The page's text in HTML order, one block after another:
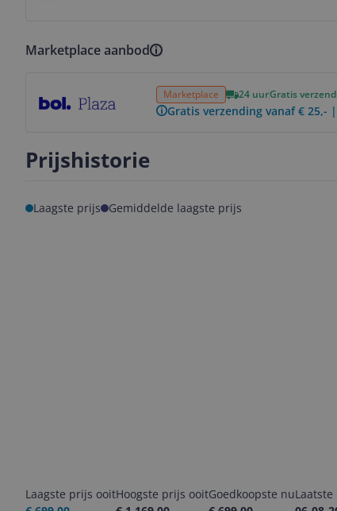
Marketplace aanbod
Marketplace 24 uurGratis
Gratis verzending vanaf € 25,-
Prijshistorie
Laagste prijs Gemiddelde laagste prijs
Laagste prijs ooitHoogste prijs ooitGoedkoopste nu